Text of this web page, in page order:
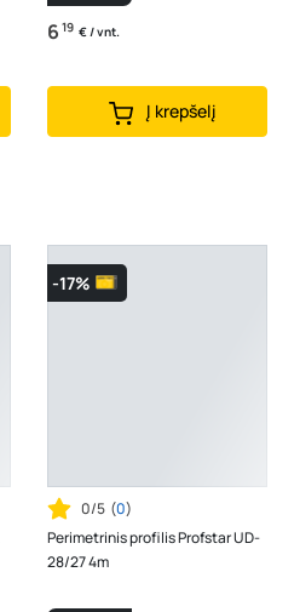
6 19 € / vnt.
Į krepšelį
-17%
0/5 (0)
Perimetrinis profilis Profstar UD-
28/27 4m